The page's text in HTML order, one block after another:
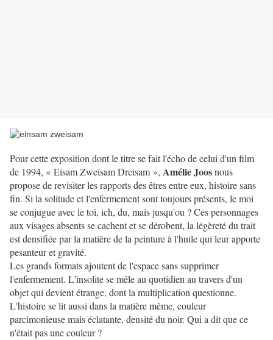
Pour cette exposition dont le titre se fait l'écho de celui d'un film
de 1994, « Eisam Zweisam Dreisam », Amélie Joosnous
propose de revisiter les rapports des êtres entre eux, histoire sans
fin. Si la solitude et l'enfermement sont toujours présents, le moi
se conjugue avec le toi, ich, du, mais jusqu'ou ? Ces personnages
aux visages absents se cachent et se dérobent, la légèreté du trait
est densifiée par la matière de la peinture à l'huile qui leur apporte
pesanteur et gravité.
Les grands formats ajoutent de l'espace sans supprimer
l'enfermement. L'insolite se mêle au quotidien au travers d'un
objet qui devient étrange, dont la multiplication questionne.
L'histoire se lit aussi dans la matière même, couleur
parcimonieuse mais éclatante, densité du noir. Qui a dit que ce
n'était pas une couleur ?